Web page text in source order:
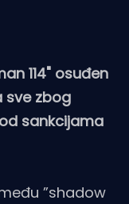
114" osuđen
sve zbog
sankcijama
”shadow